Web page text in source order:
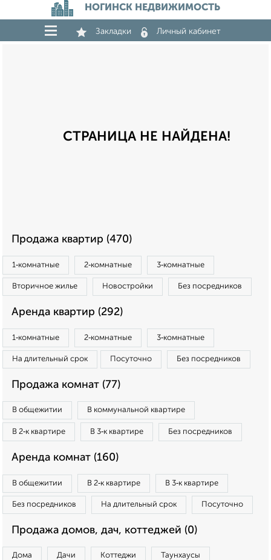
НОГИНСК НЕДВИЖИМОСТЬ
Закладки Личный кабинет
СТРАНИЦА НЕ НАЙДЕНА!
Продажа квартир (470)
1‑комнатные 2‑комнатные 3‑комнатные
Вторичное жилье Новостройки Без посредников
Аренда квартир (292)
1‑комнатные 2‑комнатные 3‑комнатные
На длительный срок Посуточно Без посредников
Продажа комнат (77)
В общежитии В коммунальной квартире
В 2‑к квартире В 3‑к квартире Без посредников
Аренда комнат (160)
В общежитии В 2‑к квартире В 3‑к квартире
Без посредников На длительный срок Посуточно
Продажа домов, дач, коттеджей (0)
Дома Дачи Коттеджи Таунхаусы